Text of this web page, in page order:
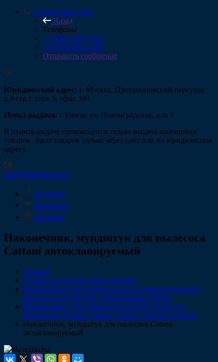
+7 (910) 482-22-82
Назад
Телефоны
+7 (985) 764-74-61
+7 (910) 482-22-82
Отправить сообщение
Юридический адрес: г. Москва, Протопоповский переулок
д.9 стр.1 этаж 3, офис 309
Пункт выдачи: г. Пенза, ул. Ленинградская, дом 3
В пункте выдаче производится только выдача заказанных
товаров. Заказ товаров только через сайт или по юридическом
адресу.
info@fintechgroup.ru
Facebook
Вконтакте
Instagram
Наконечник, мундштук для пылесоса
Cattani автоклавируемый
Главная
Стоматологическое оборудование
Наконечники для слюноотсоса и стоматологического
пылесоса, мундштуки, переходники в Пензе
Наконечники для стоматологического пылесоса,
мундштуки (Сattani, Sirona, A-Dec и другие) в Пензе
Наконечник, мундштук для пылесоса Cattani
автоклавируемый
Назад